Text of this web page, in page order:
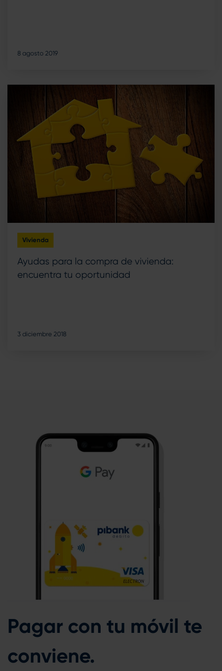
8 agosto 2019
Vivienda
Ayudas para la compra de vivienda:
encuentra tu oportunidad
3 diciembre 2018
Pagar con tu móvil te
conviene.